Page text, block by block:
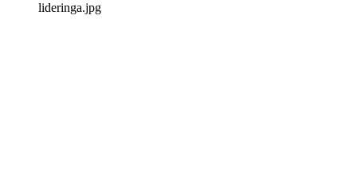
lideringa.jpg